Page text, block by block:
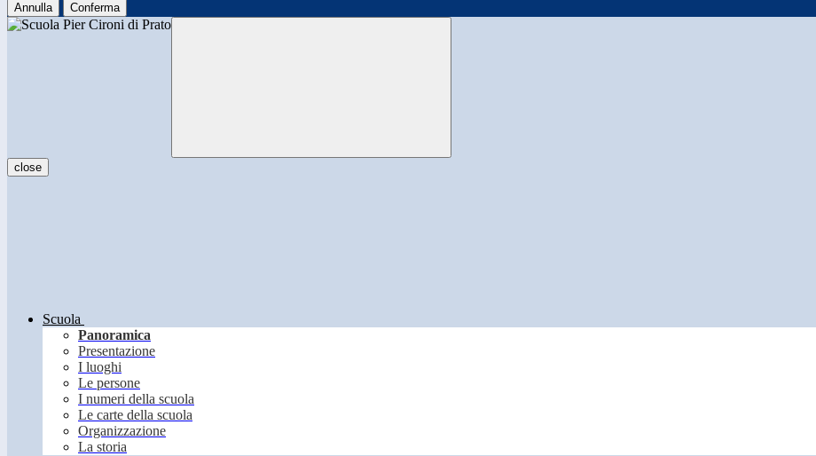
Annulla Conferma
close
Scuola
Panoramica
Presentazione
I luoghi
Le persone
I numeri della scuola
Le carte della scuola
Organizzazione
La storia